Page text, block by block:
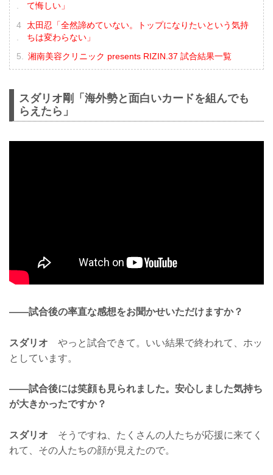
て悔しい」
太田忍「全然諦めていない。トップになりたいという気持
ちは変わらない」
湘南美容クリニック presents RIZIN.37 試合結果一覧
スダリオ剛「海外勢と面白いカードを組んでも
らえたら」
——試合後の率直な感想をお聞かせいただけますか？
スダリオ やっと試合できて。いい結果で終われて、ホッ
としています。
——試合後には笑顔も見られました。安心しました気持ち
が大きかったですか？
スダリオ そうですね、たくさんの人たちが応援に来てく
れて、その人たちの顔が見えたので。